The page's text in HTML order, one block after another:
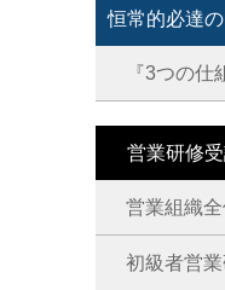
恒常的必達の
『3つの仕
営業研修受
営業組織
初級者営